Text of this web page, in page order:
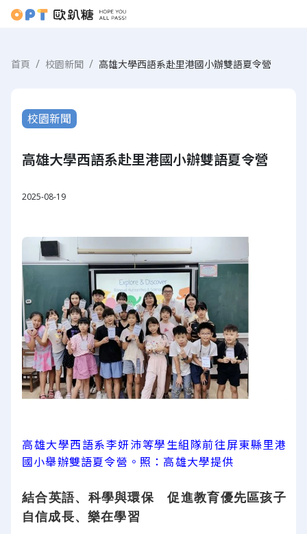
首頁 校園新聞 高雄大學西語系赴里港國小辦雙語夏令營
校園新聞
高雄大學西語系赴里港國小辦雙語夏令營
2025-08-19
高雄大學西語系李妍沛等學生組隊前往屏東縣里港
國小舉辦雙語夏令營。照：高雄大學提供
結合英語、科學與環保 促進教育優先區孩子
自信成長、樂在學習